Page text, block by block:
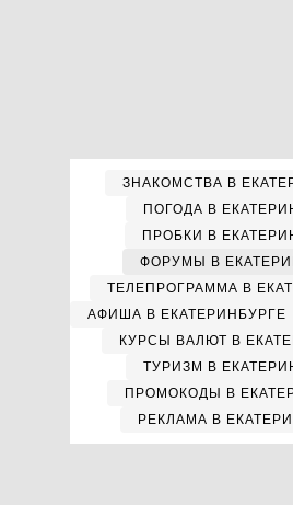
ЗНАКОМСТВА В
ПОГОДА В
ПРОБКИ В
ФОРУМЫ В
ТЕЛЕПРОГРАММА В
АФИША В ЕКАТЕРИНБУРГЕ
КУРСЫ ВАЛЮТ В
ТУРИЗМ В
ПРОМОКОДЫ В
РЕКЛАМА В